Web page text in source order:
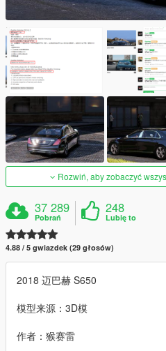
Rozwiń, aby zobaczyć
37 289
Pobrań
248
Lubię to
4.88 / 5 gwiazdek (29 głosów)
2018 迈巴赫 S650
模型来源：3D模
作者：猴赛雷